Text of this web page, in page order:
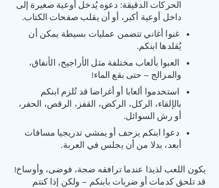
الحركات الدقيقة: دعوه يُدخل أوعية صغيرة إلى
داخل أوعية أكبر، أو أن يقلب صفحات الكتاب.
غنوا أغاني تتضمن عمليات بسيطة يمكن أن
يُقلدها ابنكم.
العبوا بألعاب مختلفة مثل الأراجيح، الأنفاق،
والمزالج – حتى بقع الماء!
استخدموا ألعابا أو أغراضا قد تُلزم ابنكم
بالإلقاء، الركل، الركض، القفز، الرقص، الحفر،
أو رش السوائل.
دعوا ابنكم يزحف أو يمشي تدريجيا مسافات
أبعد، بدلا من أن يجلس في العربة.
يكون اللعب لذيذا عندما ترافقه ضجة، فوضى، وأوساخ!
قد تلحق كدمات أو ضربات بابنكم – ولكن إذا كنتم